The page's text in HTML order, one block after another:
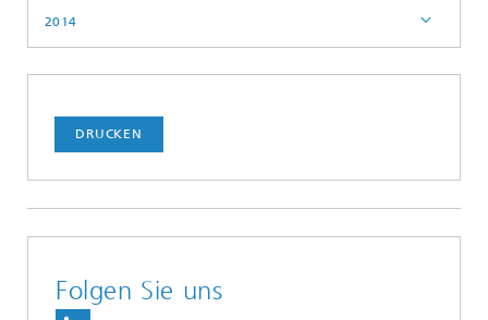
2014
DRUCKEN
Folgen Sie uns